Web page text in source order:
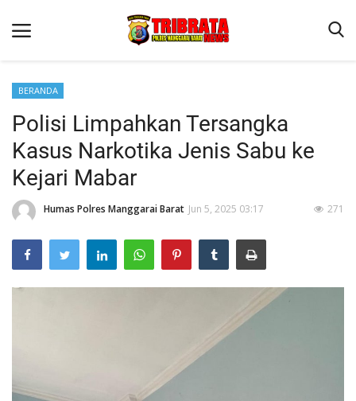
Beranda
Binkam
Terms & Conditions
Reskrim
Lantas
Polisi Kita
BERANDA
Polisi Limpahkan Tersangka
Kasus Narkotika Jenis Sabu ke
Kejari Mabar
Humas Polres Manggarai Barat Jun 5, 2025 03:17 271